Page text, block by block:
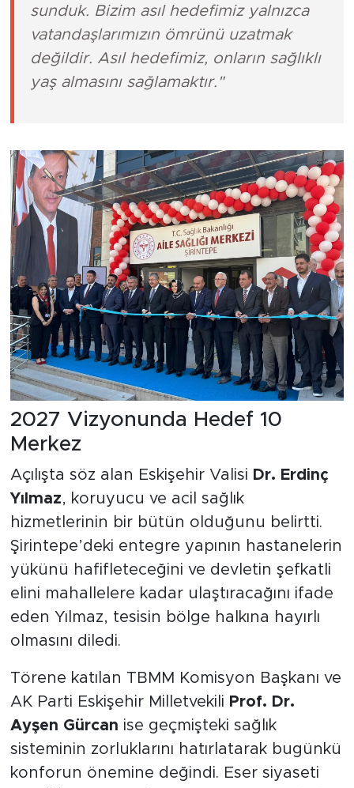
sunduk. Bizim asıl hedefimiz yalnızca
vatandaşlarımızın ömrünü uzatmak
değildir. Asıl hedefimiz, onların sağlıklı
yaş almasını sağlamaktır."
2027 Vizyonunda Hedef 10
Merkez
Açılışta söz alan Eskişehir Valisi Dr. Erdinç
Yılmaz, koruyucu ve acil sağlık
hizmetlerinin bir bütün olduğunu belirtti.
Şirintepe’deki entegre yapının hastanelerin
yükünü hafifleteceğini ve devletin şefkatli
elini mahallelere kadar ulaştıracağını ifade
eden Yılmaz, tesisin bölge halkına hayırlı
olmasını diledi.
Törene katılan TBMM Komisyon Başkanı ve
AK Parti Eskişehir Milletvekili Prof. Dr.
Ayşen Gürcan ise geçmişteki sağlık
sisteminin zorluklarını hatırlatarak bugünkü
konforun önemine değindi. Eser siyaseti